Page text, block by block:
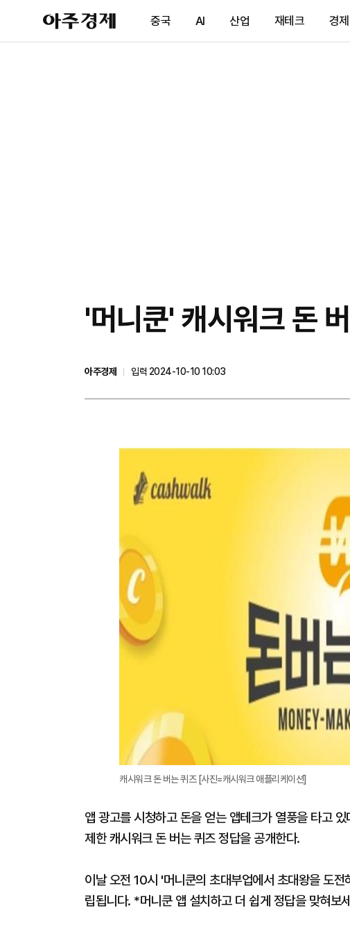
아
주
제
중국 AI 산업 재테크 경제
'머니쿤' 캐시워크 돈
아주경제
입력 2024-10-10 10:03
캐시워크 돈 버는 퀴즈 [사진=캐시워크 애플리케이션]
앱 광고를 시청하고 돈을 얻는 앱테크가 열풍을 타고
제한 캐시워크 돈 버는 퀴즈 정답을 공개한다.
이날 오전 10시 '머니쿤의 초대부업에서 초대왕을 도
립됩니다. *머니쿤 앱 설치하고 더 쉽게 정답을 맞혀보